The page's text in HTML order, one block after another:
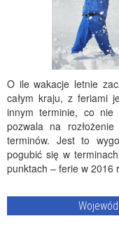
O ile wakacje letnie
całym kraju, z feriami
innym terminie, co nie
pozwala na
terminów. Jest to
pogubić się w
punktach – ferie w 2016